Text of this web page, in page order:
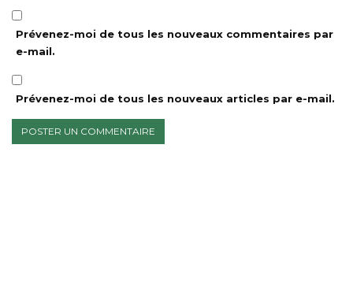
Prévenez-moi de tous les nouveaux commentaires par
e-mail.
Prévenez-moi de tous les nouveaux articles par e-mail.